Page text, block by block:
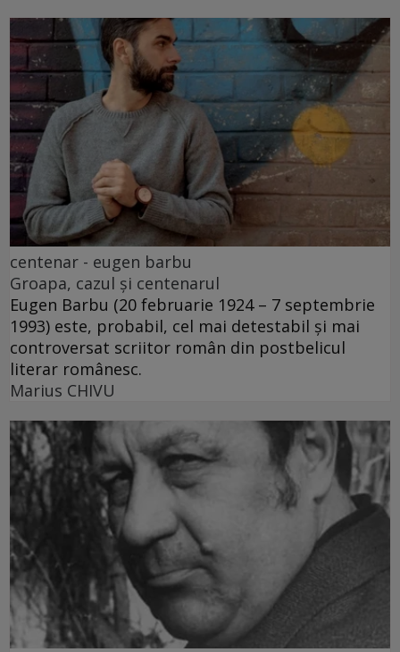
centenar - eugen barbu
Groapa, cazul și centenarul
Eugen Barbu (20 februarie 1924 – 7 septembrie
1993) este, probabil, cel mai detestabil și mai
controversat scriitor român din postbelicul
literar românesc.
Marius CHIVU